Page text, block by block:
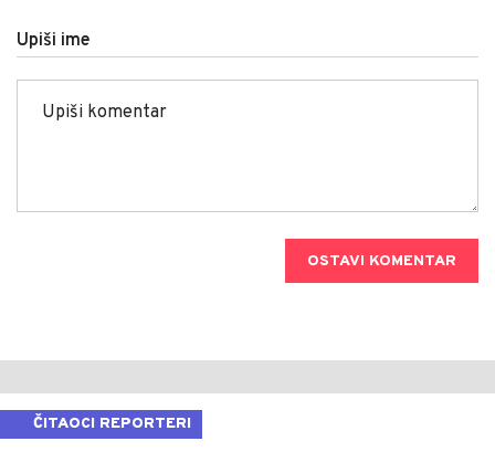
Upiši ime
OSTAVI KOMENTAR
ČITAOCI REPORTERI